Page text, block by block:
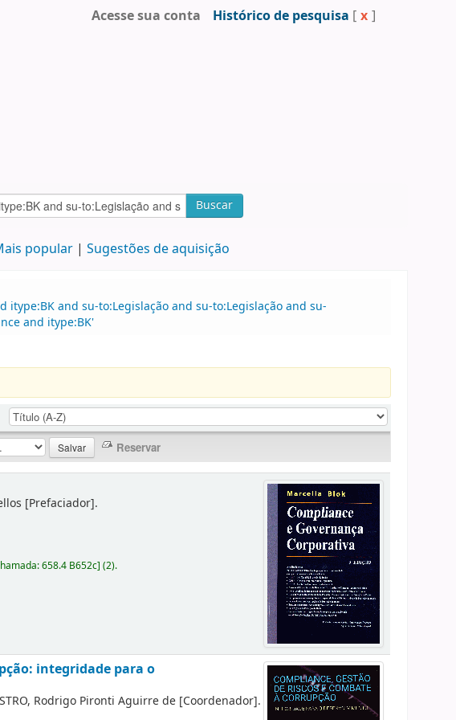
Acesse sua conta Histórico de pesquisa [ x ]
Buscar
popular Sugestões de aquisição
and su-to:Legislação and su-to:Legislação and su-
and itype:BK'
[Prefaciador].
658.4 B652c](2).
integridade para o
Rodrigo Pironti Aguirre de [Coordenador].